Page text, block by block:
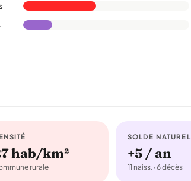
hab/km²
rurale
SOLDE NATUREL
+5 / an
11 naiss. · 6 décès